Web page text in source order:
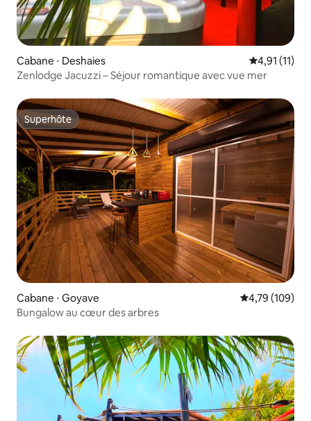
Cabane ⋅ Deshaies Évaluation
4,91 (11)
Zenlodge Jacuzzi – Séjour romantique avec vue mer
Superhôte
Superhôte
Cabane ⋅ Goyave Évaluation
4,79 (109)
Bungalow au cœur des arbres